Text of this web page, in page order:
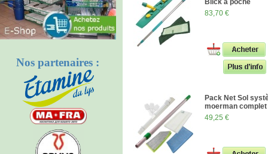
Nos partenaires :
Blick à poche
83,70 €
Pack Net Sol
moerman complet
49,25 €